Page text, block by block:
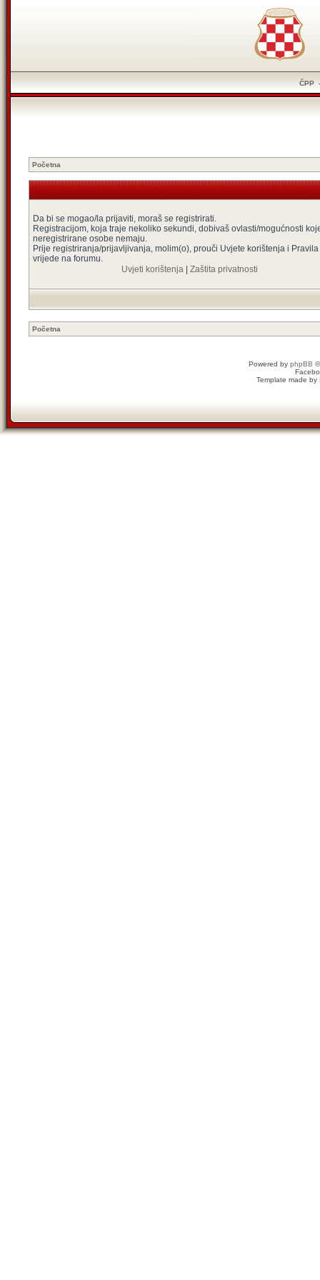
ČPP
Početna
Da bi se mogao/la prijaviti, moraš se registrirati.
Registracijom, koja traje nekoliko sekundi, dobivaš ovlasti/mogućnosti
neregistrirane osobe nemaju.
Prije registriranja/prijavljivanja, molim(o), prouči Uvjete korištenja i
vrijede na forumu.
Uvjeti korištenja| Zaštita privatnosti
Početna
Powered by phpBB
Template made by